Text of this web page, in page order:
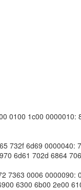
0100 1c00
732f 6d69
6d61 702d 6864
7363 0006
6300 6b00 2e00